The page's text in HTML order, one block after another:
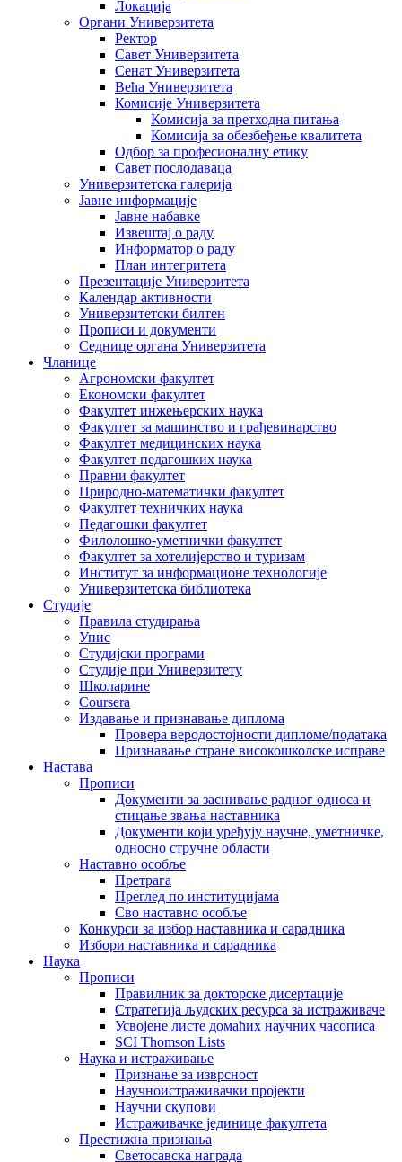
Локација
Органи Универзитета
Ректор
Савет Универзитета
Сенат Универзитета
Већа Универзитета
Комисије Универзитета
Комисија за претходна питања
Комисија за обезбеђење квалитета
Одбор за професионалну етику
Савет послодаваца
Универзитетска галерија
Јавне информације
Јавне набавке
Извештај о раду
Информатор о раду
План интегритета
Презентације Универзитета
Календар активности
Универзитетски билтен
Прописи и документи
Седнице органа Универзитета
Чланице
Агрономски факултет
Економски факултет
Факултет инжењерских наука
Факултет за машинство и грађевинарство
Факултет медицинских наука
Факултет педагошких наука
Правни факултет
Природно-математички факултет
Факултет техничких наука
Педагошки факултет
Филолошко-уметнички факултет
Факултет за хотелијерство и туризам
Институт за информационе технологије
Универзитетска библиотека
Студије
Правила студирања
Упис
Студијски програми
Студије при Универзитету
Школарине
Coursera
Издавање и признавање диплома
Провера веродостојности дипломе/података
Признавање стране високошколске исправе
Настава
Прописи
Документи за заснивање радног односа и
стицање звања наставника
Документи који уређују научне, уметничке,
односно стручне области
Наставно особље
Претрага
Преглед по институцијама
Сво наставно особље
Конкурси за избор наставника и сарадника
Избори наставника и сарадника
Наука
Прописи
Правилник за докторске дисертације
Стратегија људских ресурса за истраживаче
Усвојене листе домаћих научних часописа
SCI Thomson Lists
Наука и истраживање
Признање за изврсност
Научноистраживачки пројекти
Научни скупови
Истраживачке јединице факултета
Престижна признања
Светосавска награда